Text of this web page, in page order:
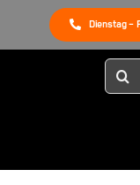
Dienstag –
nach: